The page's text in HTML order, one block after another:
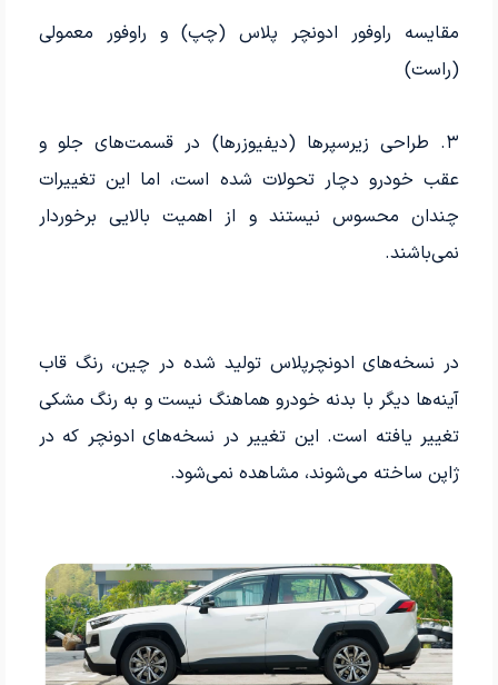
مقایسه راوفور ادونچر پلاس (چپ) و راوفور معمولی
(راست)
۳. طراحی زیرسپرها (دیفیوزرها) در قسمت‌های جلو و
عقب خودرو دچار تحولات شده است، اما این تغییرات
چندان محسوس نیستند و از اهمیت بالایی برخوردار
نمی‌باشند.
در نسخه‌های ادونچرپلاس تولید شده در چین، رنگ قاب
آینه‌ها دیگر با بدنه خودرو هماهنگ نیست و به رنگ مشکی
تغییر یافته است. این تغییر در نسخه‌های ادونچر که در
ژاپن ساخته می‌شوند، مشاهده نمی‌شود.